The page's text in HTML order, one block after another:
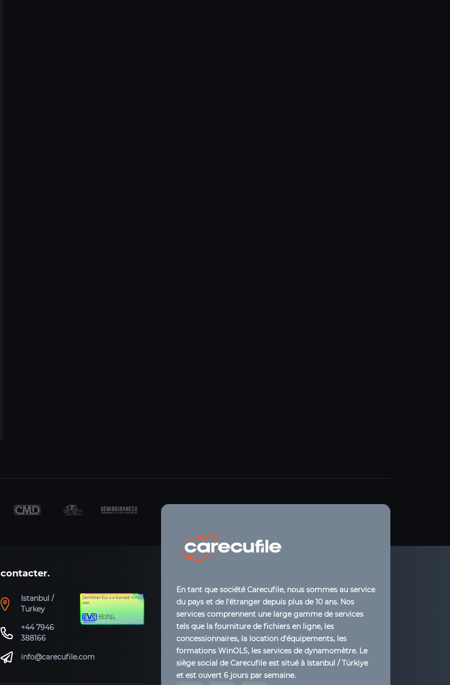
contacter.
Istanbul /
Turkey
+44 7946
388166
info@carecufile.com
En tant que société Carecufile, nous sommes au service
du pays et de l'étranger depuis plus de 10 ans. Nos
services comprennent une large gamme de services
tels que la fourniture de fichiers en ligne, les
concessionnaires, la location d'équipements, les
formations WinOLS, les services de dynamomètre. Le
siège social de Carecufile est situé à Istanbul / Türkiye
et est ouvert 6 jours par semaine.